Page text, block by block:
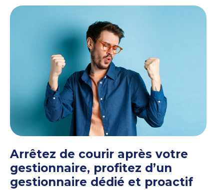
Arrêtez de courir après votre
gestionnaire, profitez d’un
gestionnaire dédié et proactif